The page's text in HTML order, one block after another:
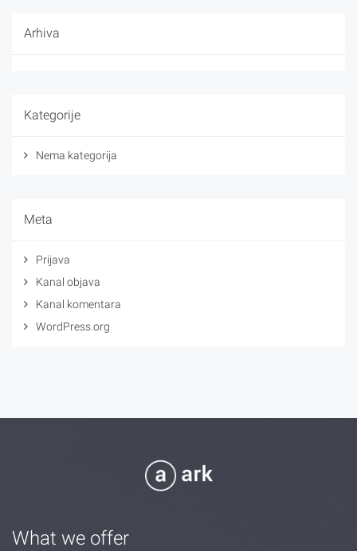
Arhiva
Kategorije
Nema kategorija
Meta
Prijava
Kanal objava
Kanal komentara
WordPress.org
What we offer